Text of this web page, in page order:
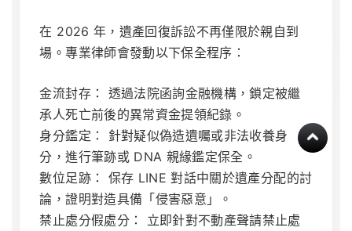
在 2026 年，遺產回復訴訟不再僅限於親自到
場。專業律師會發動以下保全程序：
金流封存：
透過法院函詢金融機構，鎖定被繼
承人死亡前後的異常資金提領紀錄。
身分鑑定：
針對疑似偽造遺囑或非法收養身
分，進行筆跡或 DNA 親緣鑑定保全。
數位足跡：
保存 LINE 對話中關於遺產分配的討
論，證明對造具備「侵害惡意」。
禁止處分假處分：
立即針對不動產聲請禁止處